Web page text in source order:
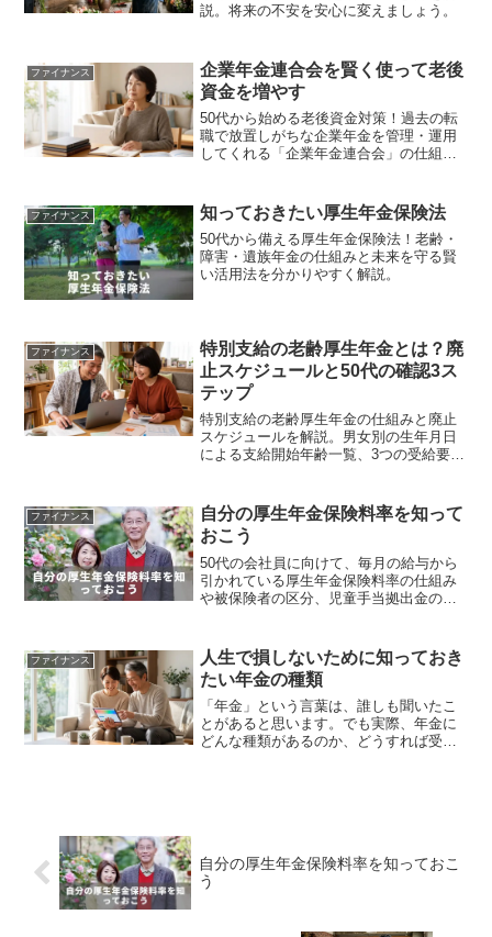
説。将来の不安を安心に変えましょう。
ファイナンス
企業年金連合会を賢く使って老後
資金を増やす
50代から始める老後資金対策！過去の転
職で放置しがちな企業年金を管理・運用
してくれる「企業年金連合会」の仕組み
に入れるための具体的な手順が分かりま
す。
ファイナンス 知っておきたい厚生年金保険法
50代から備える厚生年金保険法！老齢・
障害・遺族年金の仕組みと未来を守る賢
い活用法を分かりやすく解説。
ファイナンス
特別支給の老齢厚生年金とは？廃
止スケジュールと50代の確認3ス
テップ
特別支給の老齢厚生年金の仕組みと廃止
スケジュールを解説。男女別の生年月日
による支給開始年齢一覧、3つの受給要
容をまとめました。
ファイナンス
自分の厚生年金保険料率を知って
おこう
50代の会社員に向けて、毎月の給与から
引かれている厚生年金保険料率の仕組み
や被保険者の区分、児童手当拠出金の影
ファイナンス
人生で損しないために知っておき
たい年金の種類
「年金」という言葉は、誰しも聞いたこ
とがあると思います。でも実際、年金に
どんな種類があるのか、どうすれば受給
自分の厚生年金保険料率を知っておこ
う